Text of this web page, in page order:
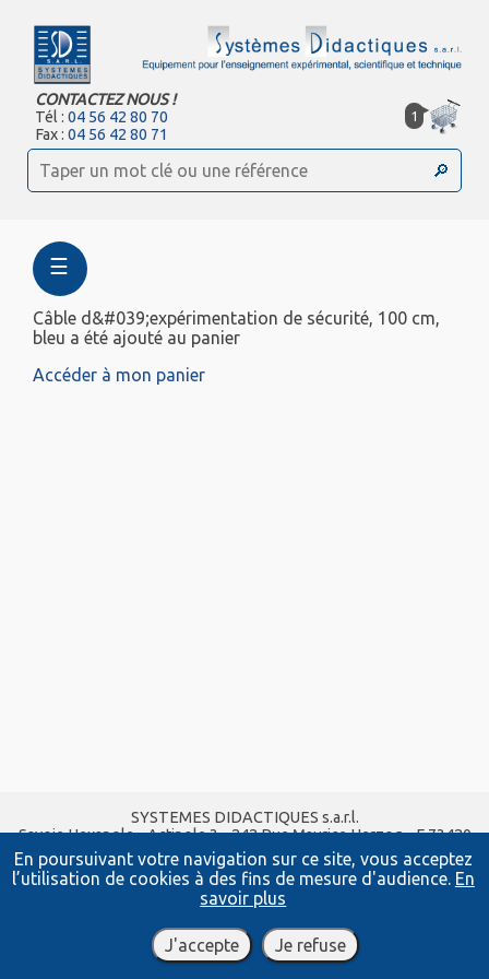
En poursuivant votre navigation sur ce site, vous acceptez
l’utilisation de cookies à des fins de mesure d'audience. En
savoir plus
J'accepte Je refuse
CONTACTEZ NOUS !
Tél :04 56 42 80 70
Fax :04 56 42 80 71
1
☰
Câble d&#039;expérimentation de sécurité, 100 cm,
bleu a été ajouté au panier
Accéder à mon panier
SYSTEMES DIDACTIQUES s.a.r.l.
Savoie Hexapole - Actipole 3 - 242 Rue Maurice Herzog - F 73420
VIVIERS DU LAC
Tel : 04 56 42 80 70| Fax :04 56 42 80 71
xavier.granjon@systemes-didactiques.fr
systemes-didactiques.fr